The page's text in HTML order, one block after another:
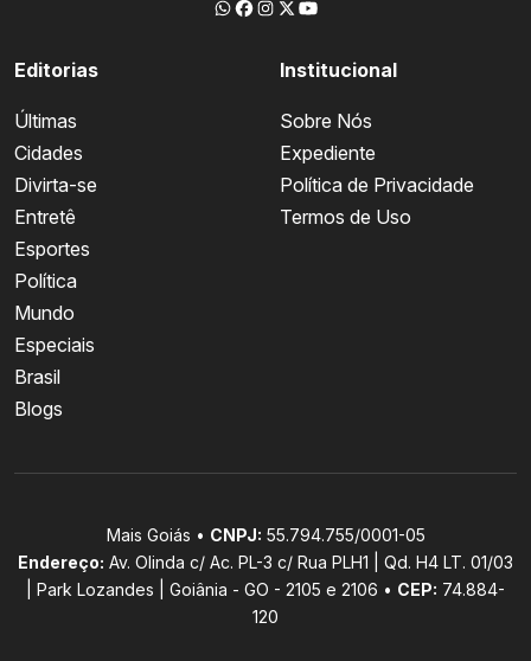
Editorias
Últimas
Cidades
Divirta-se
Entretê
Esportes
Política
Mundo
Especiais
Brasil
Blogs
Institucional
Sobre Nós
Expediente
Política de Privacidade
Termos de Uso
Mais Goiás • CNPJ: 55.794.755/0001-05
Endereço: Av. Olinda c/ Ac. PL-3 c/ Rua PLH1 | Qd. H4 LT. 01/03
| Park Lozandes | Goiânia - GO - 2105 e 2106 • CEP: 74.884-
120